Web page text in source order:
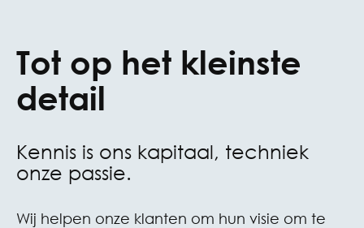
Tot op het kleinste
detail
Kennis is ons kapitaal, techniek
onze passie.
Wij helpen onze klanten om hun visie om te